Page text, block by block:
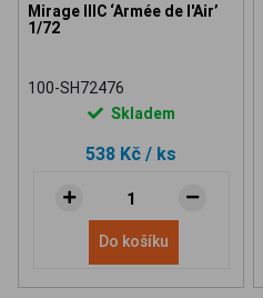
Mirage IIIC ‘Armée de l'Air’
1/72
100-SH72476
Skladem
538 Kč / ks
Do košíku